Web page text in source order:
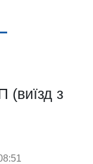
(виїзд з